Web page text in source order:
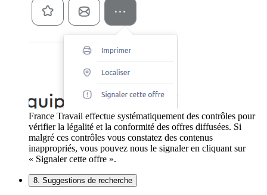
France Travail effectue systématiquement des contrôles pour
vérifier la légalité et la conformité des offres diffusées. Si
malgré ces contrôles vous constatez des contenus
inappropriés, vous pouvez nous le signaler en cliquant sur
« Signaler cette offre ».
8. Suggestions de recherche